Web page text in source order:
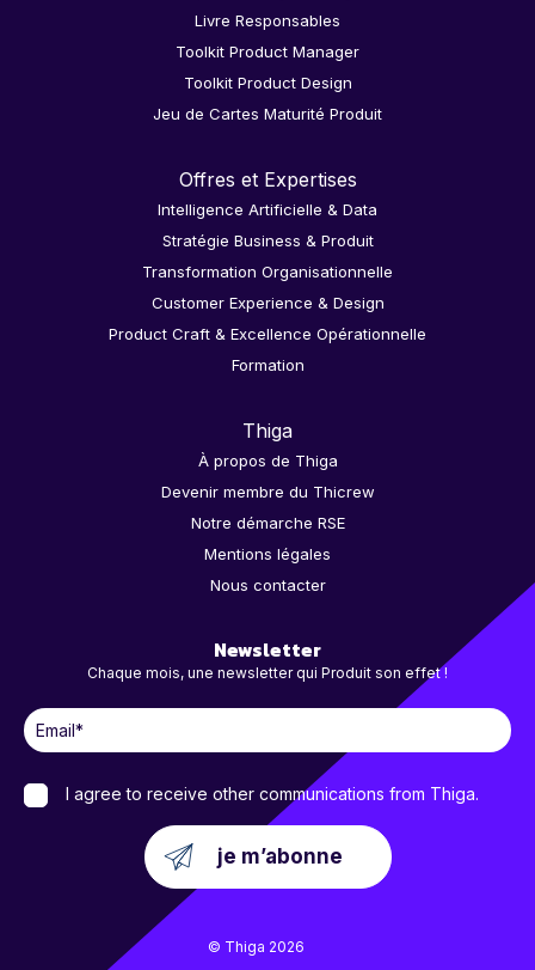
Livre Responsables
Toolkit Product Manager
Toolkit Product Design
Jeu de Cartes Maturité Produit
Offres et Expertises
Intelligence Artificielle & Data
Stratégie Business & Produit
Transformation Organisationnelle
Customer Experience & Design
Product Craft & Excellence Opérationnelle
Formation
Thiga
À propos de Thiga
Devenir membre du Thicrew
Notre démarche RSE
Mentions légales
Nous contacter
Newsletter
Chaque mois, une newsletter qui Produit son effet !
I agree to receive other communications from Thiga.
© Thiga 2026